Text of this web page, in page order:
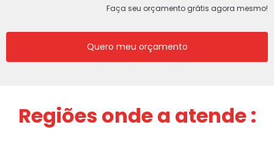
Faça seu orçamento grátis agora mesmo!
Quero meu orçamento
Regiões onde a atende :